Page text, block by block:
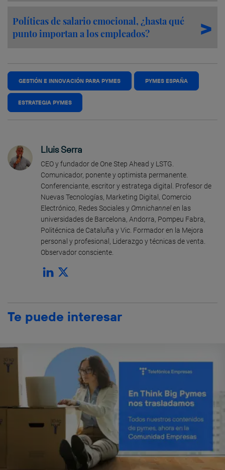
Políticas de salario emocional, ¿hasta qué
punto importan a los empleados?
GESTIÓN E INNOVACIÓN PARA PYMES PYMES ESPAÑA
ESTRATEGIA PYMES
Lluis Serra
CEO y fundador de One Step Ahead y LSTG.
Comunicador, ponente y optimista permanente.
Conferenciante, escritor y estratega digital. Profesor de
Nuevas Tecnologías, Marketing Digital, Comercio
Electrónico, Redes Sociales y Omnichannelen las
universidades de Barcelona, Andorra, Pompeu Fabra,
Politécnica de Cataluña y Vic. Formador en la Mejora
personal y profesional, Liderazgo y técnicas de venta.
Observador consciente.
Te puede interesar